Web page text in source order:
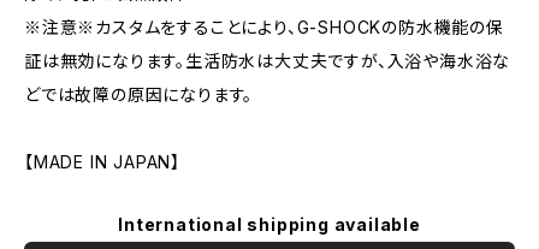
※注意※カスタムをすることにより、G-SHOCKの防水機能の保
証は無効になります。生活防水は大丈夫ですが、入浴や海水浴な
どでは故障の原因になります。
【MADE IN JAPAN】
International shipping available